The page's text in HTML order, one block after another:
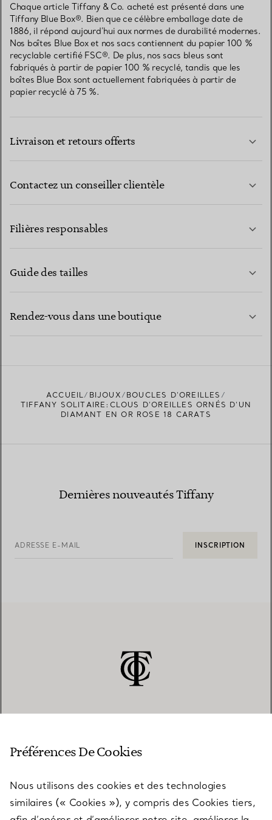
Chaque article Tiffany & Co. acheté est présenté dans une
Tiffany Blue Box®. Bien que ce célèbre emballage date de
1886, il répond aujourd’hui aux normes de durabilité modernes.
Nos boîtes Blue Box et nos sacs contiennent du papier 100 %
recyclable certifié FSC®. De plus, nos sacs bleus sont
fabriqués à partir de papier 100 % recyclé, tandis que les
boîtes Blue Box sont actuellement fabriquées à partir de
papier recyclé à 75 %.
Livraison et retours offerts
Contactez un conseiller clientèle
Filières responsables
Guide des tailles
Rendez-vous dans une boutique
TROUVEZ LA BOUTIQUE LA PLUS PROCHE
ACCUEIL BIJOUX
BOUCLES D’OREILLES
TIFFANY SOLITAIRE:CLOUS D’OREILLES ORNÉS D’UN
DIAMANT EN OR ROSE 18 CARATS
Dernières nouveautés Tiffany
ADRESSE E-MAIL INSCRIPTION
SERVICES
Préférences De Cookies
Nous utilisons des cookies et des technologies
similaires (« Cookies »), y compris des Cookies tiers,